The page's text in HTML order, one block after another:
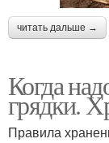
читать дальше →
Когда
грядки.
Правила